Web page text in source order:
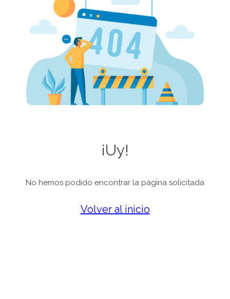
¡Uy!
No hemos podido encontrar la página solicitada
Volver al inicio